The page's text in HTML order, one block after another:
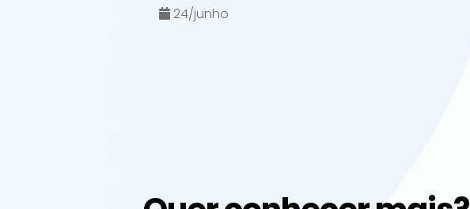
24/junho